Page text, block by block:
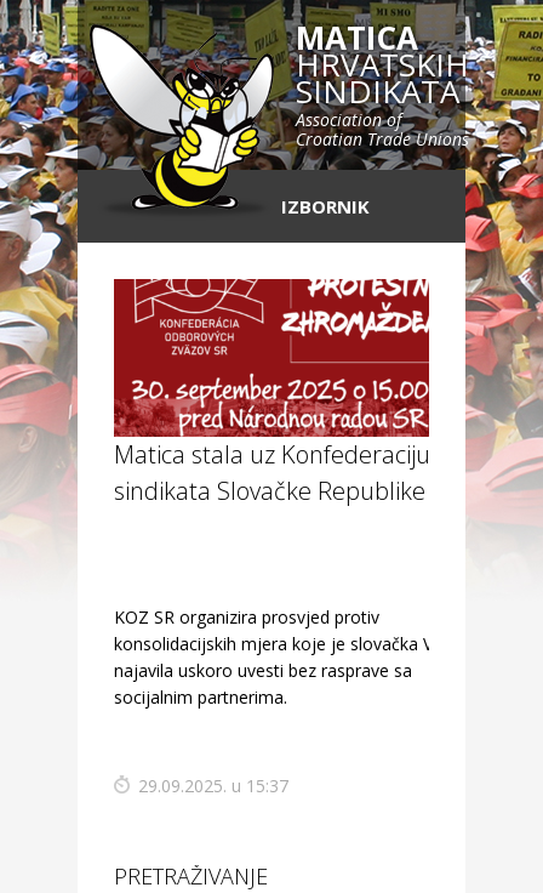
MATICA
HRVATSKIH
SINDIKATA
Association of
Croatian Trade Unions
IZBORNIK
Matica stala uz Konfederaciju
sindikata Slovačke Republike
KOZ SR organizira prosvjed protiv
konsolidacijskih mjera koje je slovačka Vlada
najavila uskoro uvesti bez rasprave sa
socijalnim partnerima.
29.09.2025. u 15:37
PRETRAŽIVANJE